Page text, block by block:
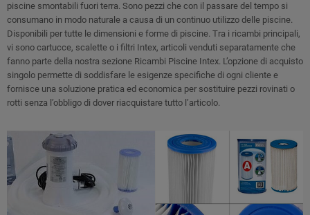
piscine smontabili fuori terra. Sono pezzi che con il passare del tempo si
consumano in modo naturale a causa di un continuo utilizzo delle piscine.
Disponibili per tutte le dimensioni e forme di piscine. Tra i ricambi principali,
vi sono cartucce, scalette o i filtri Intex, articoli venduti separatamente che
fanno parte della nostra sezione Ricambi Piscine Intex. L’opzione di acquisto
singolo permette di soddisfare le esigenze specifiche di ogni cliente e
fornisce una soluzione pratica ed economica per sostituire pezzi rovinati o
rotti senza l’obbligo di dover riacquistare tutto l’articolo.